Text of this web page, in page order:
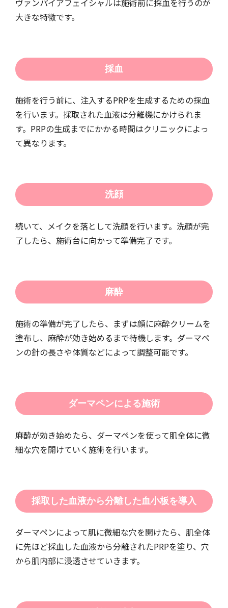
ヴァンパイアフェイシャルは施術前に採血を行うのが
大きな特徴です。
採血
施術を行う前に、注入するPRPを生成するための採血
を行います。採取された血液は分離機にかけられま
す。PRPの生成までにかかる時間はクリニックによっ
て異なります。
洗顔
続いて、メイクを落として洗顔を行います。洗顔が完
了したら、施術台に向かって準備完了です。
麻酔
施術の準備が完了したら、まずは顔に麻酔クリームを
塗布し、麻酔が効き始めるまで待機します。ダーマペ
ンの針の長さや体質などによって調整可能です。
ダーマペンによる施術
麻酔が効き始めたら、ダーマペンを使って肌全体に微
細な穴を開けていく施術を行います。
採取した血液から分離した血小板を導入
ダーマペンによって肌に微細な穴を開けたら、肌全体
に先ほど採血した血液から分離されたPRPを塗り、穴
から肌内部に浸透させていきます。